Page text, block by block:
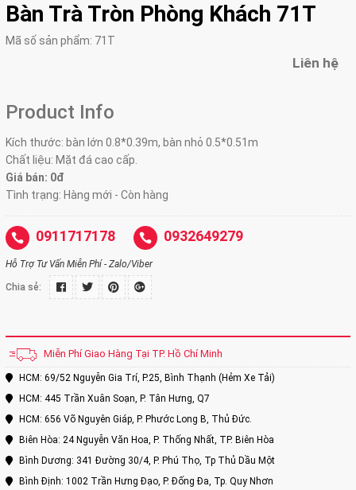
Bàn Trà Tròn Phòng Khách 71T
Mã số sản phẩm: 71T
Liên hệ
Product Info
Kích thước: bàn lớn 0.8*0.39m, bàn nhỏ 0.5*0.51m
Chất liệu: Mặt đá cao cấp.
Giá bán: 0đ
Tình trạng: Hàng mới - Còn hàng
0911717178 0932649279
Hỗ Trợ Tư Vấn Miễn Phí - Zalo/Viber
Chia sẻ:
Miễn Phí Giao Hàng Tại TP. Hồ Chí Minh
HCM: 69/52 Nguyễn Gia Trí, P.25, Bình Thạnh (Hẻm Xe Tải)
HCM: 445 Trần Xuân Soạn, P. Tân Hưng, Q7
HCM: 656 Võ Nguyên Giáp, P. Phước Long B, Thủ Đức.
Biên Hòa: 24 Nguyễn Văn Hoa, P. Thống Nhất, TP. Biên Hòa
Bình Dương: 341 Đường 30/4, P. Phú Thọ, Tp Thủ Dầu Một
Bình Định: 1002 Trần Hưng Đạo, P. Đống Đa, Tp. Quy Nhơn